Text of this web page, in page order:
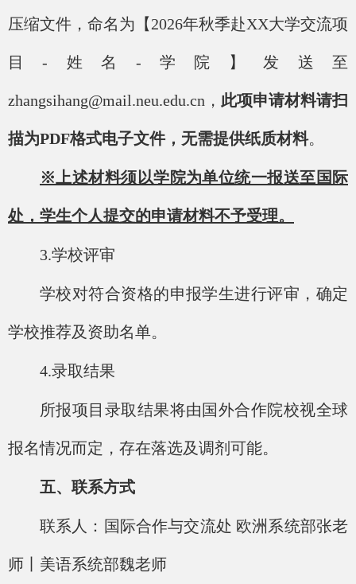
压缩文件，命名为【2026年秋季赴XX大学交流项
目-姓名-学院】发送至
zhangsihang@mail.neu.edu.cn， 此项申请材料请扫
描为PDF格式电子文件，无需提供纸质材料。
※上述材料须以学院为单位统一报送至国际
处，学生个人提交的申请材料不予受理。
3.学校评审
学校对符合资格的申报学生进行评审，确定
学校推荐及资助名单。
4.录取结果
所报项目录取结果将由国外合作院校视全球
报名情况而定，存在落选及调剂可能。
五、联系方式
联系人：国际合作与交流处 欧洲系统部张老
师丨美语系统部魏老师